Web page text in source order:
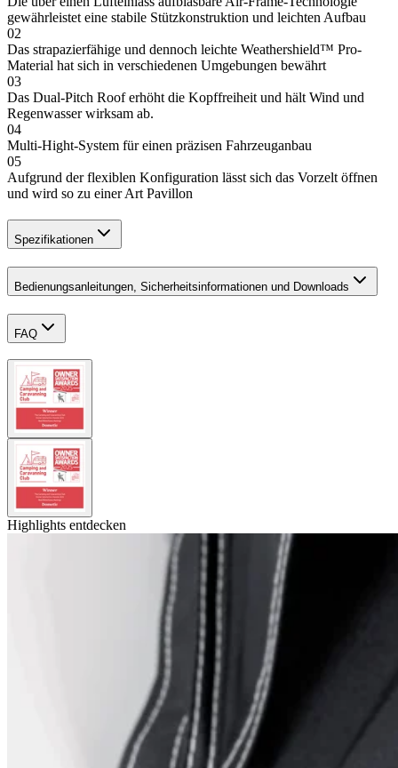
gewährleistet eine stabile Stützkonstruktion und leichten Aufbau
02
Das strapazierfähige und dennoch leichte Weathershield™ Pro-
Material hat sich in verschiedenen Umgebungen bewährt
03
Das Dual-Pitch Roof erhöht die Kopffreiheit und hält Wind und
Regenwasser wirksam ab.
04
Multi-Hight-System für einen präzisen Fahrzeuganbau
05
Aufgrund der flexiblen Konfiguration lässt sich das Vorzelt öffnen
und wird so zu einer Art Pavillon
Spezifikationen
Bedienungsanleitungen, Sicherheitsinformationen und Downloads
FAQ
Highlights entdecken